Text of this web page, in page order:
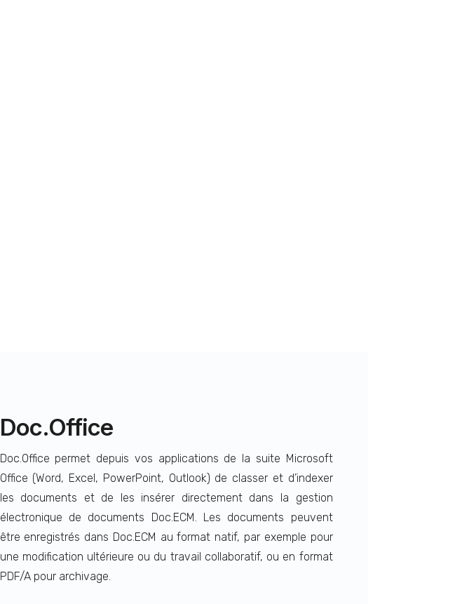
Doc.Office
Doc.Office permet depuis vos applications de la suite Microsoft
Office (Word, Excel, PowerPoint, Outlook) de classer et d’indexer
les documents et de les insérer directement dans la gestion
électronique de documents Doc.ECM. Les documents peuvent
être enregistrés dans Doc.ECM au format natif, par exemple pour
une modification ultérieure ou du travail collaboratif, ou en format
PDF/A pour archivage.